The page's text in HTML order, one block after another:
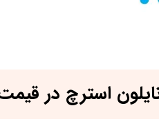
نایلون استرچ در